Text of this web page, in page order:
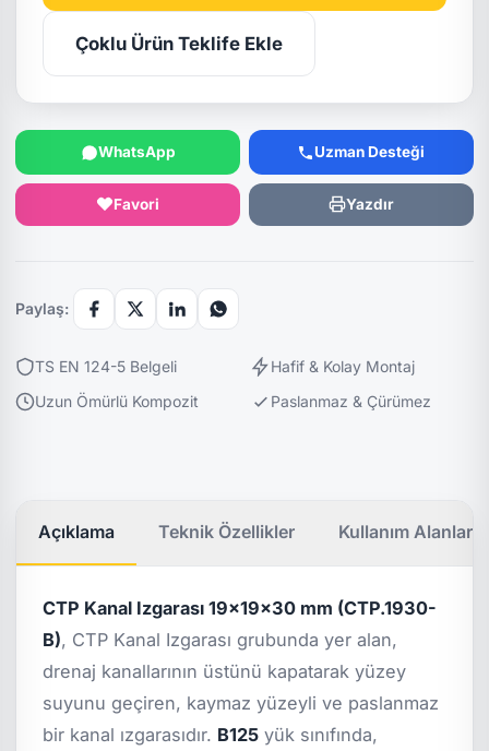
Çoklu Ürün Teklife Ekle
WhatsApp Uzman Desteği
Favori Yazdır
Paylaş:
TS EN 124-5 Belgeli
Hafif & Kolay Montaj
Uzun Ömürlü Kompozit
Paslanmaz & Çürümez
Açıklama Teknik Özellikler Kullanım Alanları
CTP Kanal Izgarası 19x19x30 mm (CTP.1930-
B), CTP Kanal Izgarası grubunda yer alan,
drenaj kanallarının üstünü kapatarak yüzey
suyunu geçiren, kaymaz yüzeyli ve paslanmaz
bir kanal ızgarasıdır. B125 yük sınıfında,